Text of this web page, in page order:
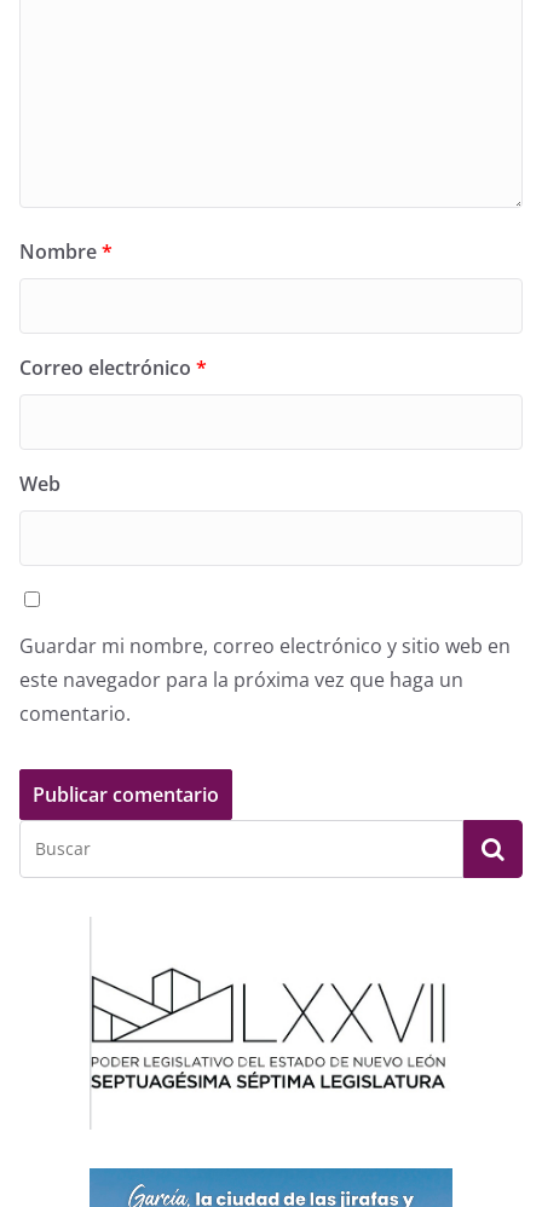
Nombre*
Correo electrónico *
Web
Guardar mi nombre, correo electrónico y sitio web en
este navegador para la próxima vez que haga un
comentario.